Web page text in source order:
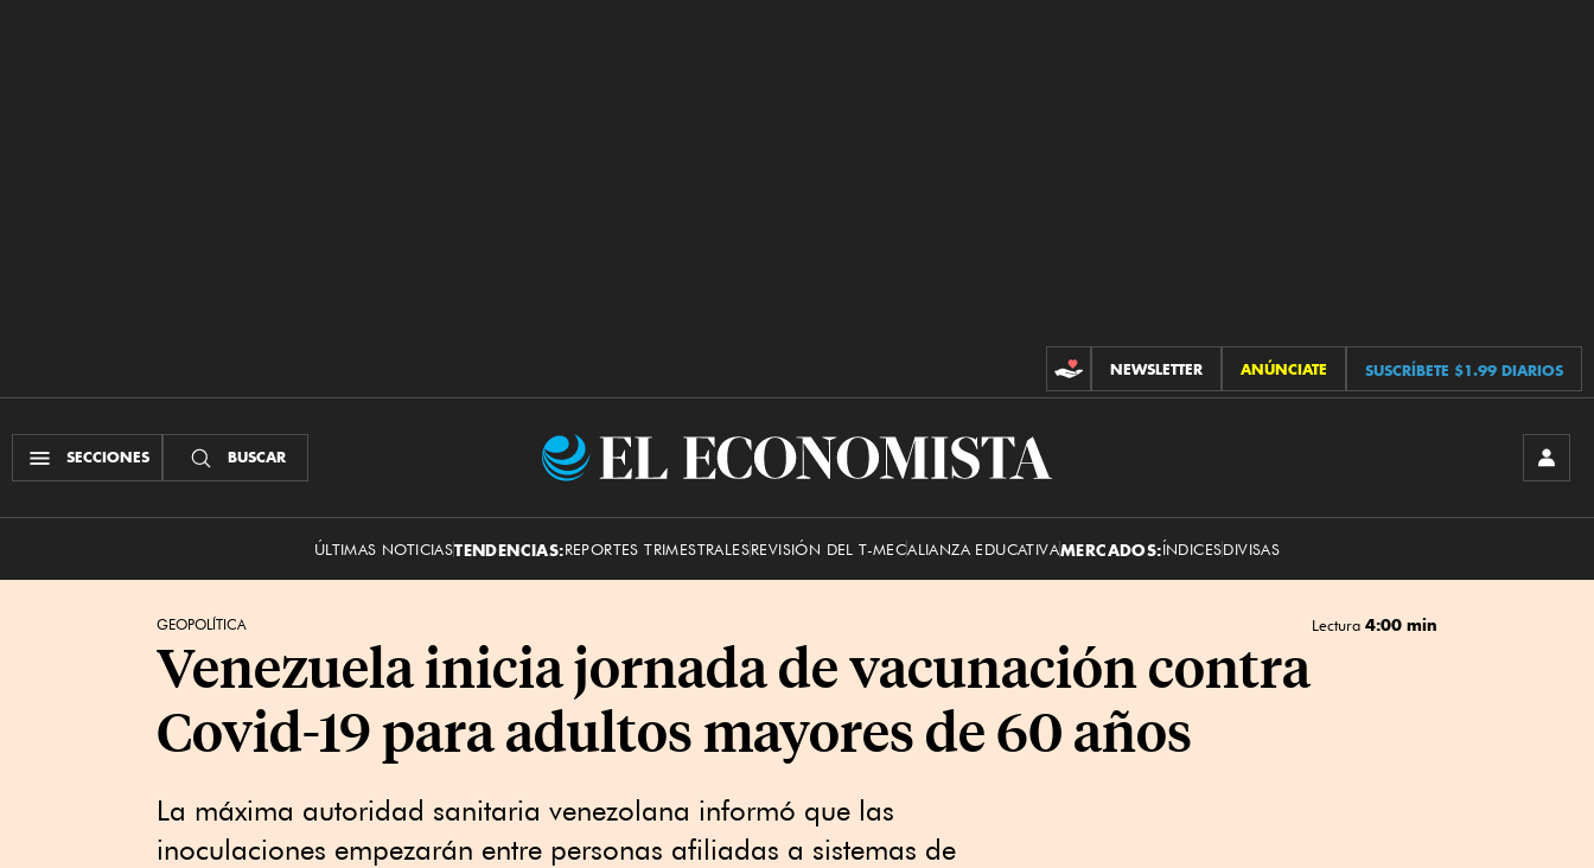
CONTRIBUCIONES
NEWSLETTER ANÚNCIATE SUSCRÍBETE $1.99 DIARIOS
SECCIONES BUSCAR
El
ÚLTIMAS NOTICIASTENDENCIAS:REPORTES TRIMESTRALESREVISIÓN DEL T-MECALIANZA EDUCATIVAMERCADOS:ÍNDICESDIVISAS
GEOPOLÍTICA Lectura 4:00 min
Venezuela inicia jornada de vacunación contra
Covid-19 para adultos mayores de 60 años
La máxima autoridad sanitaria venezolana informó que las
inoculaciones empezarán entre personas afiliadas a sistemas de